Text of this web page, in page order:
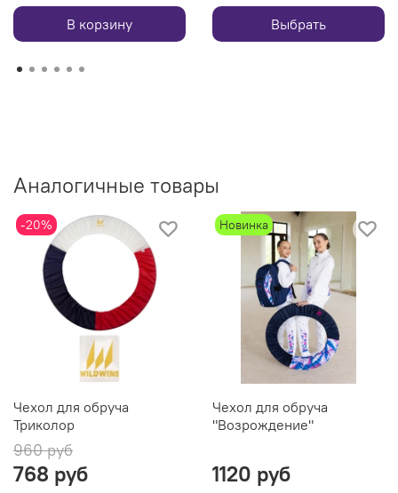
В корзину Выбрать
Аналогичные товары
-20%
Чехол для обруча
Триколор
960 руб
768 руб
Новинка
Чехол для обруча
"Возрождение"
1120 руб